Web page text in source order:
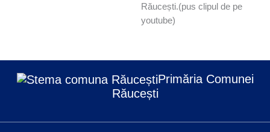
Răucești.(pus clipul de pe
youtube)
Primăria Comunei
Răucești